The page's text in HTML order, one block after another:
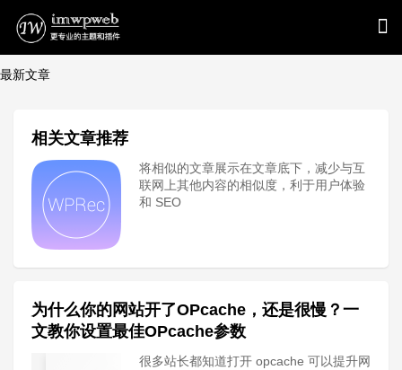
最新文章
相关文章推荐
将相似的文章展示在文章底下，减少与互
联网上其他内容的相似度，利于用户体验
和 SEO
为什么你的网站开了OPcache，还是很慢？一
文教你设置最佳OPcache参数
很多站长都知道打开 opcache 可以提升网